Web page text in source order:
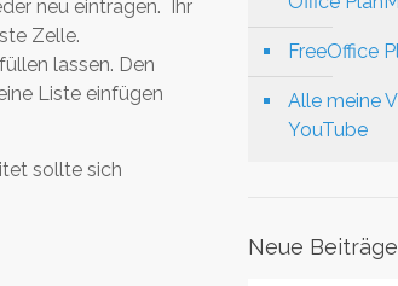
neu eintragen. Ihr
Zelle.
lassen. Den
Liste einfügen
sollte sich
FreeOffice
Alle meine
YouTube
Neue Beiträge